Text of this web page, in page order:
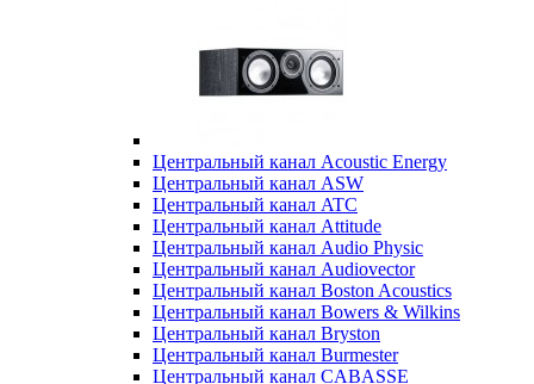
Центральный канал Acoustic Energy
Центральный канал ASW
Центральный канал ATC
Центральный канал Attitude
Центральный канал Audio Physic
Центральный канал Audiovector
Центральный канал Boston Acoustics
Центральный канал Bowers & Wilkins
Центральный канал Bryston
Центральный канал Burmester
Центральный канал CABASSE